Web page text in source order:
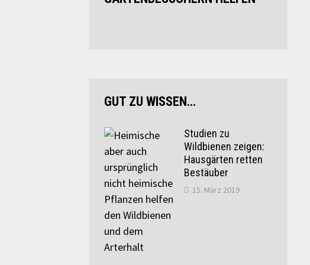
GUT ZU WISSEN…
Studien zu
Wildbienen zeigen:
Hausgärten retten
Bestäuber
15. März 2019